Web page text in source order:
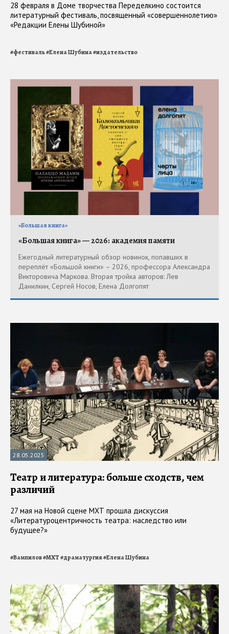
28 февраля в Доме творчества Переделкино состоится
литературный фестиваль, посвященный «совершеннолетию»
«Редакции Елены Шубиной»
#фестиваль#Елена Шубина#издательство
«Большая книга»
«Большая книга» — 2026: академия памяти
Ежегодный литературный обзор новинок, попавших в
переплёт «Большой книги» – 2026, профессора Александра
Викторовича Маркова. Вторая тройка авторов: Лев
Данилкин, Сергей Носов, Елена Долгопят
28.05.2025
Театр и литература: больше сходств, чем
различий
27 мая на Новой сцене МХТ прошла дискуссия
«Литературоцентричность театра: наследство или
будущее?»
#Вампилов#МХТ#драматургия#Елена Шубина